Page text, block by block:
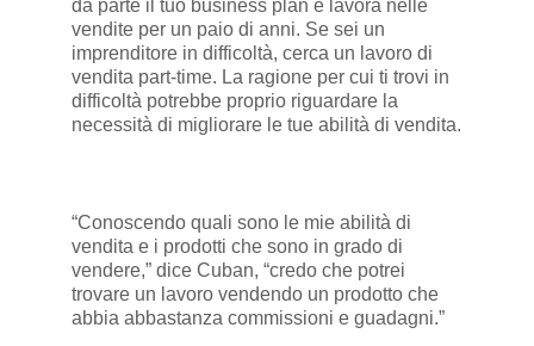
da parte il tuo business plan e lavora nelle
vendite per un paio di anni. Se sei un
imprenditore in difficoltà, cerca un lavoro di
vendita part-time. La ragione per cui ti trovi in
difficoltà potrebbe proprio riguardare la
necessità di migliorare le tue abilità di vendita.
“Conoscendo quali sono le mie abilità di
vendita e i prodotti che sono in grado di
vendere,” dice Cuban, “credo che potrei
trovare un lavoro vendendo un prodotto che
abbia abbastanza commissioni e guadagni.”